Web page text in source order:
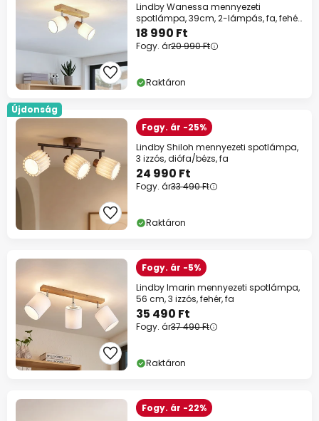
Lindby Wanessa mennyezeti
spotlámpa, 39cm, 2-lámpás, fa, fehér,
E14
18 990 Ft
Fogy. ár20 990 Ft
Raktáron
Újdonság
Fogy. ár -25%
Lindby Shiloh mennyezeti spotlámpa,
3 izzós, diófa/bézs, fa
24 990 Ft
Fogy. ár33 490 Ft
Raktáron
Fogy. ár -5%
Lindby Imarin mennyezeti spotlámpa,
56 cm, 3 izzós, fehér, fa
35 490 Ft
Fogy. ár37 490 Ft
Raktáron
Fogy. ár -22%